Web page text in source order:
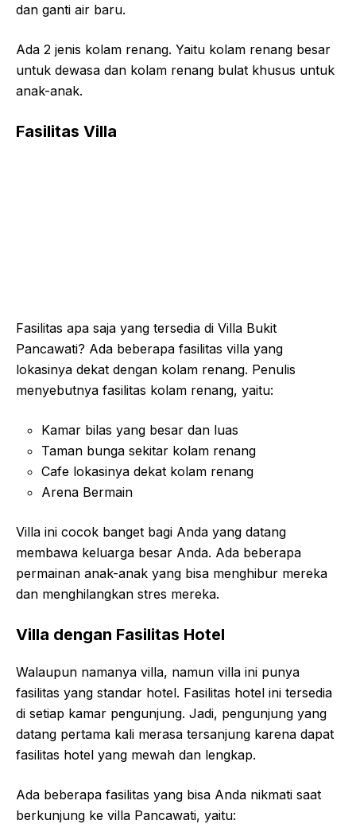
dan ganti air baru.
Ada 2 jenis kolam renang. Yaitu kolam renang besar
untuk dewasa dan kolam renang bulat khusus untuk
anak-anak.
Fasilitas Villa
Fasilitas apa saja yang tersedia di Villa Bukit
Pancawati? Ada beberapa fasilitas villa yang
lokasinya dekat dengan kolam renang. Penulis
menyebutnya fasilitas kolam renang, yaitu:
Kamar bilas yang besar dan luas
Taman bunga sekitar kolam renang
Cafe lokasinya dekat kolam renang
Arena Bermain
Villa ini cocok banget bagi Anda yang datang
membawa keluarga besar Anda. Ada beberapa
permainan anak-anak yang bisa menghibur mereka
dan menghilangkan stres mereka.
Villa dengan Fasilitas Hotel
Walaupun namanya villa, namun villa ini punya
fasilitas yang standar hotel. Fasilitas hotel ini tersedia
di setiap kamar pengunjung. Jadi, pengunjung yang
datang pertama kali merasa tersanjung karena dapat
fasilitas hotel yang mewah dan lengkap.
Ada beberapa fasilitas yang bisa Anda nikmati saat
berkunjung ke villa Pancawati, yaitu: